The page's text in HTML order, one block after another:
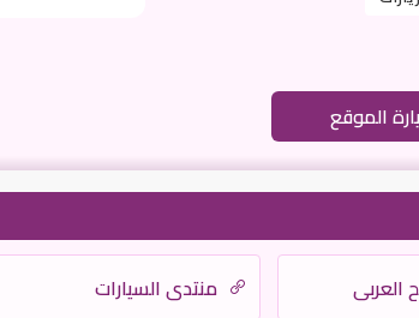
الموقع
العربي منتدى السيارات